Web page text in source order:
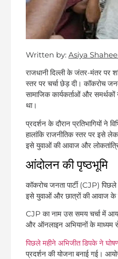
Written by: Asiya
राजधानी दिल्ली के जंतर-मंतर पर
स्तर पर चर्चा छेड़ दी। कॉकरोच
सामाजिक कार्यकर्ताओं और समर्थकों
था।
प्रदर्शन के दौरान प्रतिभागियों ने
हालांकि राजनीतिक स्तर पर इसे
इसे युवाओं की आवाज और
आंदोलन की पृष्ठभूमि
कॉकरोच जनता पार्टी (CJP)
इसे युवाओं और छात्रों की आवाज के
CJP का नाम उस समय चर्चा में
और ऑनलाइन अभियानों के माध्यम
पिछले महीने अभिजीत डिपके ने
प्रदर्शन की योजना बनाई गई।